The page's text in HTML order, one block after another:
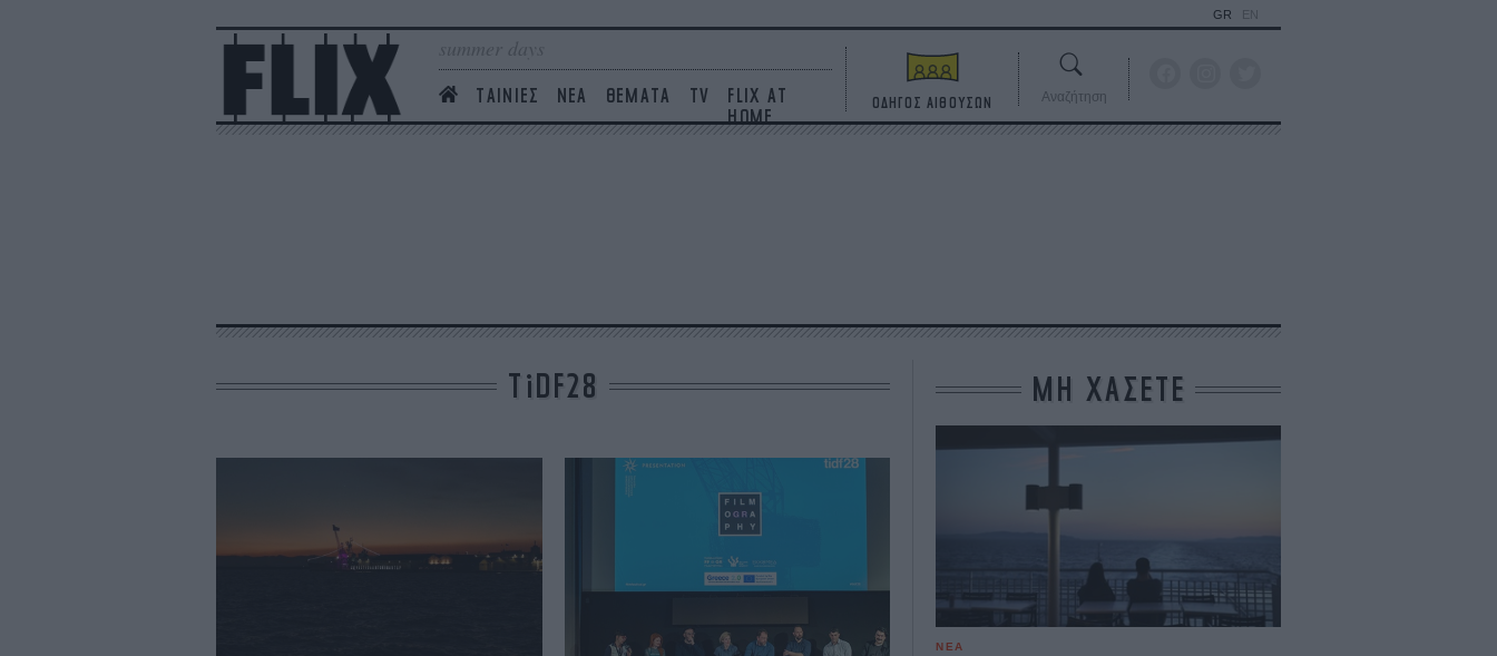
summer days
ΤΑΙΝΙΕΣ ΝΕΑ ΘΕΜΑΤΑ TV
FLIX AT
HOME
GR EN
ΟΔΗΓΟΣ ΑΙΘΟΥΣΩΝ Αναζήτηση
TiDF28 ΜΗ ΧΑΣΕΤΕ
ΝΕΑ